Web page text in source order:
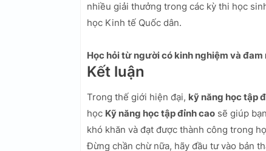
nhiều giải thưởng trong các kỳ thi học
học Kinh tế Quốc dân.
Học hỏi từ người có kinh nghiệm và đam
Kết luận
Trong thế giới hiện đại, kỹ năng học tập
học Kỹ năng học tập đỉnh cao sẽ giúp
khó khăn và đạt được thành công trong
Đừng chần chừ nữa, hãy đầu tư vào bản